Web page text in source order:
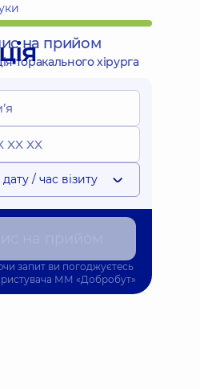
на прийом
торакального хірурга
/ час візиту
запит ви погоджуєтесь
ММ «Добробут»